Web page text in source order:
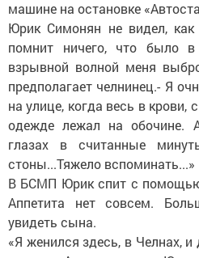
машине на остановке
Юрик Симонян не видел, как
помнит ничего, что было в
взрывной волной меня
предполагает челнинец.- Я
на улице, когда весь в крови,
одежде лежал на обочине.
глазах в считанные
стоны...Тяжело вспоминать...»
В БСМП Юрик спит с помощью
Аппетита нет совсем.
увидеть сына.
«Я женился здесь, в Челнах,